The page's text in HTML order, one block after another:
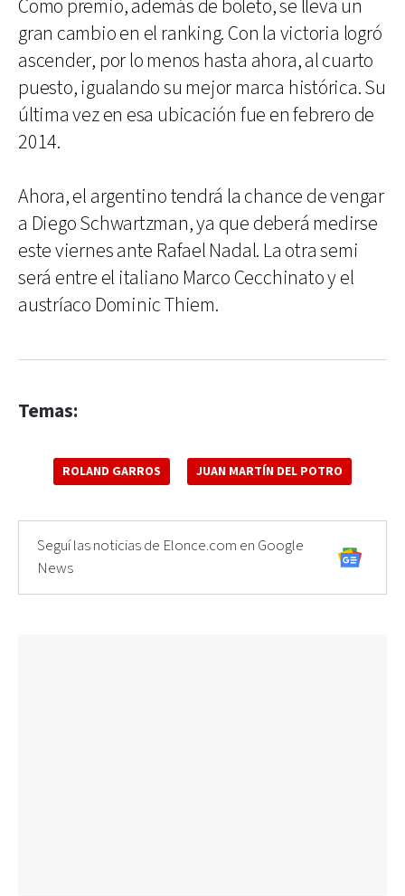
Como premio, además de boleto, se lleva un
gran cambio en el ranking. Con la victoria logró
ascender, por lo menos hasta ahora, al cuarto
puesto, igualando su mejor marca histórica. Su
última vez en esa ubicación fue en febrero de
2014.
Ahora, el argentino tendrá la chance de vengar
a Diego Schwartzman, ya que deberá medirse
este viernes ante Rafael Nadal. La otra semi
será entre el italiano Marco Cecchinato y el
austríaco Dominic Thiem.
Temas:
ROLAND GARROS JUAN MARTÍN DEL POTRO
Seguí las noticias de Elonce.com en Google
News